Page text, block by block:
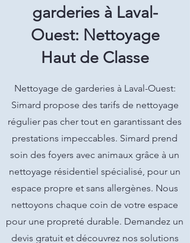
garderies à Laval-
Ouest: Nettoyage
Haut de Classe
Nettoyage de garderies à Laval-Ouest:
Simard propose des tarifs de nettoyage
régulier pas cher tout en garantissant des
prestations impeccables. Simard prend
soin des foyers avec animaux grâce à un
nettoyage résidentiel spécialisé, pour un
espace propre et sans allergènes. Nous
nettoyons chaque coin de votre espace
pour une propreté durable. Demandez un
devis gratuit et découvrez nos solutions